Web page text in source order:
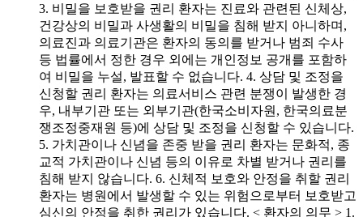
3. 비밀을 보호받을 권리 환자는 진료와 관련된 신체상,
건강상의 비밀과 사생활의 비밀을 침해 받지 아니하며,
의료진과 의료기관은 환자의 동의를 받거나 범죄 수사
등 법률에서 정한 경우 외에는 개인정보 공개를 포함하
여 비밀을 누설, 발표할 수 없습니다. 4. 상담 및 조정을
신청할 권리 환자는 의료서비스 관련 분쟁이 발생한 경
우, 내부기관 또는 외부기관(한국소비자원, 한국의료분
쟁조정중재원 등)에 상담 및 조정을 신청할 수 있습니다.
5. 가치관이나 신념을 존중 받을 권리 환자는 문화적, 종
교적 가치관이나 신념 등의 이유로 차별 받거나 권리를
침해 받지 않습니다. 6. 신체적 보호와 안정을 취할 권리
환자는 병원에서 발생할 수 있는 위험으로부터 보호받고
심신의 안정을 취한 권리가 있습니다. < 환자의 의무 > 1.